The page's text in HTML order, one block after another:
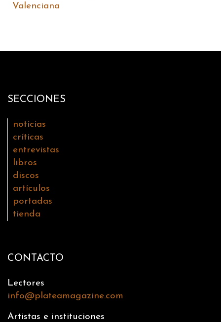
Valenciana
SECCIONES
noticias
críticas
entrevistas
libros
discos
artículos
portadas
tienda
CONTACTO
Lectores
info@plateamagazine.com
Artistas e instituciones